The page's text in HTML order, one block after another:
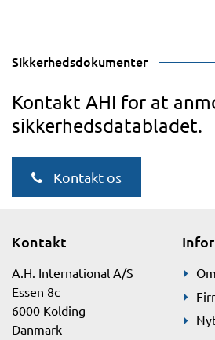
Sikkerhedsdokumenter
Kontakt AHI for at
sikkerhedsdatabladet.
Kontakt os
Kontakt
A.H. International A/S
Essen 8c
6000 Kolding
Danmark